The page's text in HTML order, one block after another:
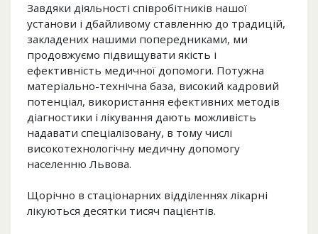
Завдяки діяльності співробітників нашої
установи і дбайливому ставленню до традицій,
закладених нашими попередниками, ми
продовжуємо підвищувати якість і
ефективність медичної допомоги. Потужна
матеріально-технічна база, високий кадровий
потенціал, використання ефективних методів
діагностики і лікування дають можливість
надавати спеціалізовану, в тому числі
високотехнологічну медичну допомогу
населенню Львова.
Щорічно в стаціонарних відділеннях лікарні
лікуються десятки тисяч пацієнтів.